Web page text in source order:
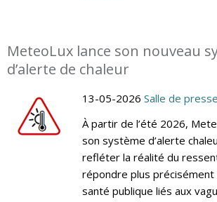
MeteoLux lance son nouveau
d’alerte de chaleur
13-05-2026 Salle de presse
À partir de l’été 2026,
son système d’alerte
refléter la réalité du
répondre plus précisément
santé publique liés aux